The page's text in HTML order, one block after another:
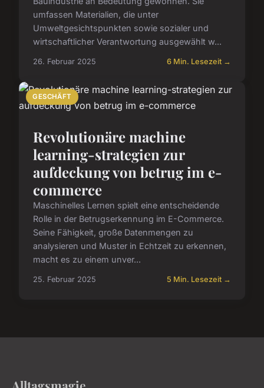
umfassen Materialien, die unter
Umweltgesichtspunkten sowie sozialer und
wirtschaftlicher Verantwortung ausgewählt w...
26. Februar 2025 6 Min. Lesezeit →
GESCHÄFT
Revolutionäre machine
learning-strategien zur
aufdeckung von betrug im e-
commerce
Maschinelles Lernen spielt eine entscheidende
Rolle in der Betrugserkennung im E-Commerce.
Seine Fähigkeit, große Datenmengen zu
analysieren und Muster in Echtzeit zu erkennen,
macht es zu einem unver...
25. Februar 2025 5 Min. Lesezeit →